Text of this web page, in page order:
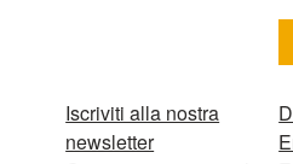
Iscriviti alla nostra
newsletter